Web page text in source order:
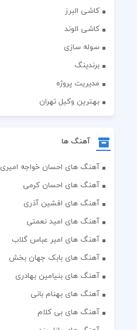
کاشی البرز
کاشی الوند
سوله سازی
برندینگ
مدیریت پروژه
بهترین وکیل تهران
آهنگ ها
آهنگ های احسان خواجه امیری
آهنگ های احسان کرمی
آهنگ های افشین آذری
آهنگ های امید نعمتی
آهنگ های امیر عباس گلاب
آهنگ های بابک جهان بخش
آهنگ های بنیامین بهادری
آهنگ های بهنام بانی
آهنگ های بی کلام